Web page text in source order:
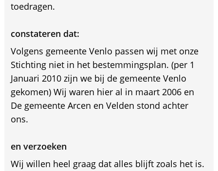
toedragen.
constateren dat:
Volgens gemeente Venlo passen wij met onze
Stichting niet in het bestemmingsplan. (per 1
Januari 2010 zijn we bij de gemeente Venlo
gekomen) Wij waren hier al in maart 2006 en
De gemeente Arcen en Velden stond achter
ons.
en verzoeken
Wij willen heel graag dat alles blijft zoals het is.